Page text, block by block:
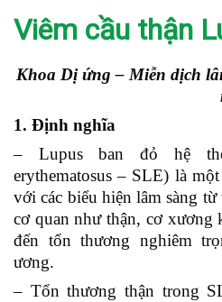
Viêm cầu thận
Khoa Dị ứng – Miễn dịch
1. Định nghĩa
– Lupus ban đỏ hệ
erythematosus – SLE) là
với các biểu hiện lâm sàng
cơ quan như thận, cơ xương
đến tổn thương nghiêm
ương.
– Tổn thương thận trong